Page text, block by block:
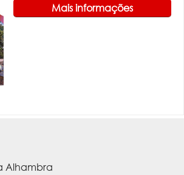
Mais informações
Alhambra